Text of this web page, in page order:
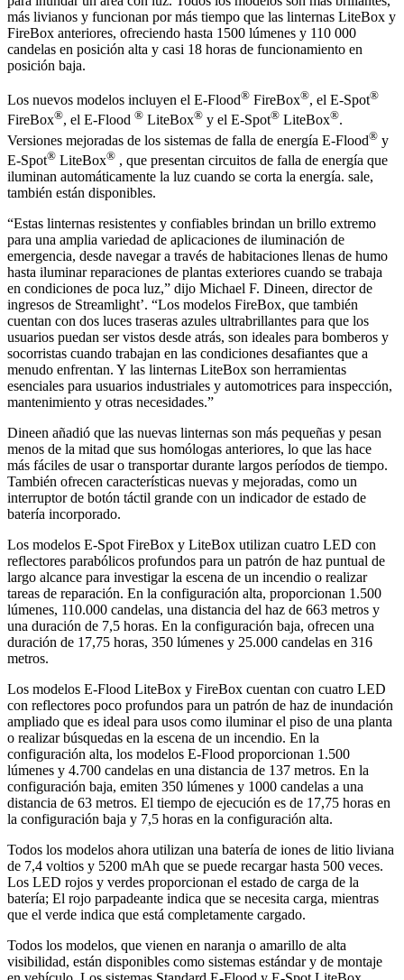
más livianos y funcionan por más tiempo que las linternas LiteBox y
FireBox anteriores, ofreciendo hasta 1500 lúmenes y 110 000
candelas en posición alta y casi 18 horas de funcionamiento en
posición baja.
Los nuevos modelos incluyen el E-Flood® FireBox®, el E-Spot®
FireBox®, el E-Flood ® LiteBox® y el E-Spot® LiteBox®.
Versiones mejoradas de los sistemas de falla de energía E-Flood® y
E-Spot® LiteBox® , que presentan circuitos de falla de energía que
iluminan automáticamente la luz cuando se corta la energía. sale,
también están disponibles.
“Estas linternas resistentes y confiables brindan un brillo extremo
para una amplia variedad de aplicaciones de iluminación de
emergencia, desde navegar a través de habitaciones llenas de humo
hasta iluminar reparaciones de plantas exteriores cuando se trabaja
en condiciones de poca luz,” dijo Michael F. Dineen, director de
ingresos de Streamlight’. “Los modelos FireBox, que también
cuentan con dos luces traseras azules ultrabrillantes para que los
usuarios puedan ser vistos desde atrás, son ideales para bomberos y
socorristas cuando trabajan en las condiciones desafiantes que a
menudo enfrentan. Y las linternas LiteBox son herramientas
esenciales para usuarios industriales y automotrices para inspección,
mantenimiento y otras necesidades.”
Dineen añadió que las nuevas linternas son más pequeñas y pesan
menos de la mitad que sus homólogas anteriores, lo que las hace
más fáciles de usar o transportar durante largos períodos de tiempo.
También ofrecen características nuevas y mejoradas, como un
interruptor de botón táctil grande con un indicador de estado de
batería incorporado.
Los modelos E-Spot FireBox y LiteBox utilizan cuatro LED con
reflectores parabólicos profundos para un patrón de haz puntual de
largo alcance para investigar la escena de un incendio o realizar
tareas de reparación. En la configuración alta, proporcionan 1.500
lúmenes, 110.000 candelas, una distancia del haz de 663 metros y
una duración de 7,5 horas. En la configuración baja, ofrecen una
duración de 17,75 horas, 350 lúmenes y 25.000 candelas en 316
metros.
Los modelos E-Flood LiteBox y FireBox cuentan con cuatro LED
con reflectores poco profundos para un patrón de haz de inundación
ampliado que es ideal para usos como iluminar el piso de una planta
o realizar búsquedas en la escena de un incendio. En la
configuración alta, los modelos E-Flood proporcionan 1.500
lúmenes y 4.700 candelas en una distancia de 137 metros. En la
configuración baja, emiten 350 lúmenes y 1000 candelas a una
distancia de 63 metros. El tiempo de ejecución es de 17,75 horas en
la configuración baja y 7,5 horas en la configuración alta.
Todos los modelos ahora utilizan una batería de iones de litio liviana
de 7,4 voltios y 5200 mAh que se puede recargar hasta 500 veces.
Los LED rojos y verdes proporcionan el estado de carga de la
batería; El rojo parpadeante indica que se necesita carga, mientras
que el verde indica que está completamente cargado.
Todos los modelos, que vienen en naranja o amarillo de alta
visibilidad, están disponibles como sistemas estándar y de montaje